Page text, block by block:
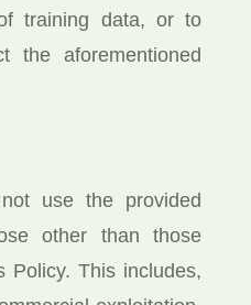
training data, or to
the aforementioned
use the provided
other than those
Policy. This includes,